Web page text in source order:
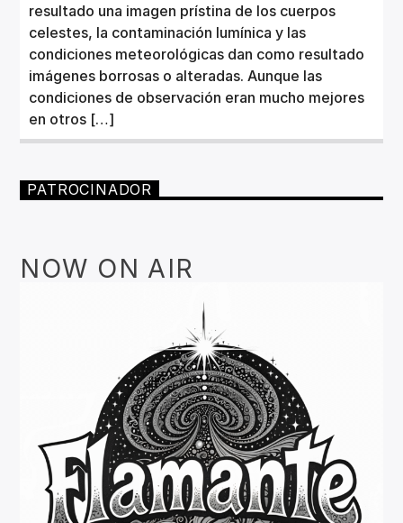
resultado una imagen prístina de los cuerpos
celestes, la contaminación lumínica y las
condiciones meteorológicas dan como resultado
imágenes borrosas o alteradas. Aunque las
condiciones de observación eran mucho mejores
en otros […]
PATROCINADOR
NOW ON AIR